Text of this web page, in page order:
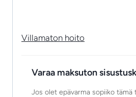
Villamaton hoito
Varaa maksuton
Jos olet epävarma sopiiko tämä